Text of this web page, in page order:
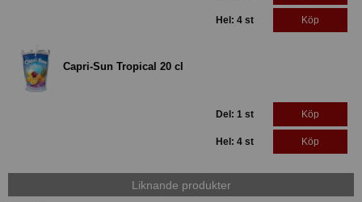
Hel: 4 st Köp
Capri-Sun Tropical 20 cl
Del: 1 st Köp
Hel: 4 st Köp
Liknande produkter